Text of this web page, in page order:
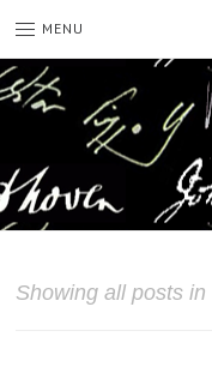
MENU
Showing all posts in